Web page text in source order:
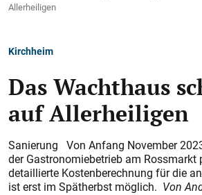
Allerheiligen
Kirchheim
Das Wachthaus
auf Allerheiligen
Sanierung Von Anfang November
der Gastronomiebetrieb am Rossmarkt
detaillierte Kostenberechnung für die
ist erst im Spätherbst möglich. Von